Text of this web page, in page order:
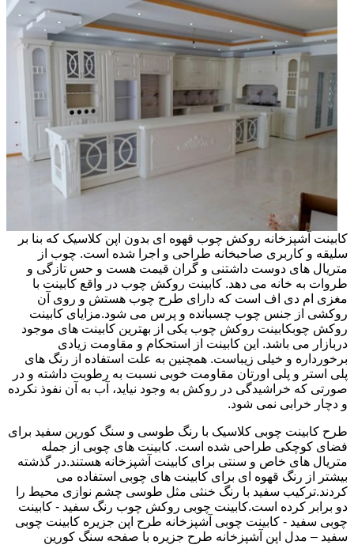
کابینت آشپزخانه روکش چوب قهوه ای بدون اپن کلاسیک که بنا بر
سلیقه و کاربری صاحبخانه طراحی و اجرا شده است. چوب از
متریال های دوست داشتنی و گران قیمت هست و حس تازگی و
طروات به خانه می دهد. کابینت روکش چوب در واقع کابینت با
مغزی ام دی اف است که دارای طرح چوب هستش و روی آن
روکشی از جنس چوب چسبانده و پرس می شود.مزایای کابینت
روکش چوبکابینت روکش چوب یکی از بهترین کابینت های موجود
دربازار می باشد. این کابینت از استحکام و مقاومت زیادی
برخورداره و خیلی زیباست. همچنین به علت استفاده از رنگ های
پلی استر و پلی اورتان مقاومت خوبی نسبت به رطوبت داشته و در
صورتی که خراشیدگی در روکش به وجود نیاید، آب به آن نفوذ نکرده
و دچار خرابی نمی شود.
طرح کابینت چوبی کلاسیک با رنگ طوسی و سنگ کورین سفید برای
فضای کوچکی طراحی شده است. کابینت های چوبی از جمله
متریال های خاص و سنتی برای کابینت آشپزخانه هستند.در گذشته
بیشتر از رنگ قهوه ای برای کابینت های چوبی استفاده می
کردند.ترکیب سفید با رنگ خنثی مثل طوسی چشم نوازی محیط را
دو برابر کرده است.کابینت چوبی روکش چوب رنگ سفید - کابینت
چوبی سفید - کابینت چوبی آشپزخانه طرح اپن جزیره کابینت چوبی
سفید – مدل اپن آشپزخانه طرح جزیره با صفحه سنگ کورین